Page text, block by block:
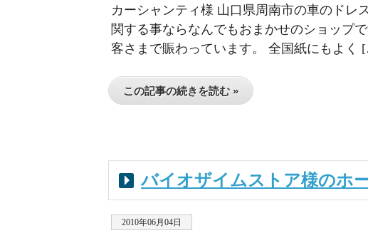
カーシャンティ様 山口県周南市の車のドレ
関する事ならなんでもおまかせのショップ
客さまで賑わっています。 全国紙にもよく
この記事の続きを読む »
バイオザイムストア様のホ
2010年06月04日